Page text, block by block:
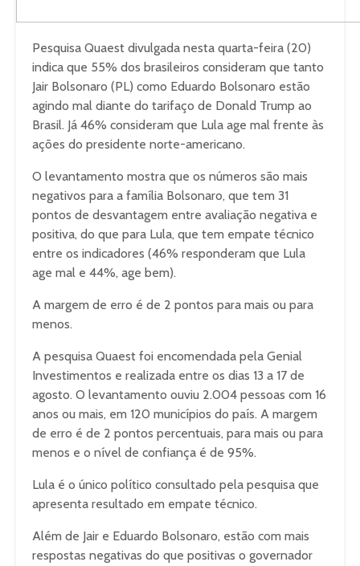
Pesquisa Quaest divulgada nesta quarta-feira (20)
indica que 55% dos brasileiros consideram que tanto
Jair Bolsonaro (PL) como Eduardo Bolsonaro estão
agindo mal diante do tarifaço de Donald Trump ao
Brasil. Já 46% consideram que Lula age mal frente às
ações do presidente norte-americano.
O levantamento mostra que os números são mais
negativos para a família Bolsonaro, que tem 31
pontos de desvantagem entre avaliação negativa e
positiva, do que para Lula, que tem empate técnico
entre os indicadores (46% responderam que Lula
age mal e 44%, age bem).
A margem de erro é de 2 pontos para mais ou para
menos.
A pesquisa Quaest foi encomendada pela Genial
Investimentos e realizada entre os dias 13 a 17 de
agosto. O levantamento ouviu 2.004 pessoas com 16
anos ou mais, em 120 municípios do país. A margem
de erro é de 2 pontos percentuais, para mais ou para
menos e o nível de confiança é de 95%.
Lula é o único político consultado pela pesquisa que
apresenta resultado em empate técnico.
Além de Jair e Eduardo Bolsonaro, estão com mais
respostas negativas do que positivas o governador